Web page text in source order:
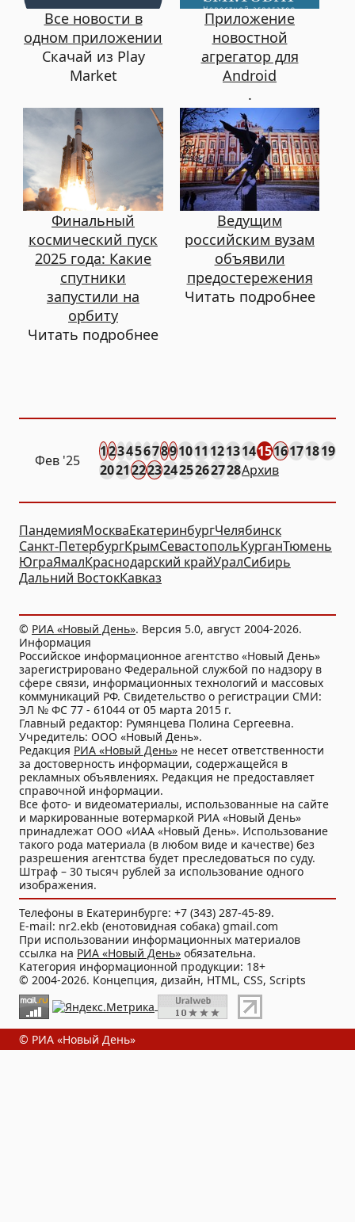
Все новости в
одном приложении
Скачай из Play
Market
Приложение
новостной
агрегатор для
Android
.
Финальный
космический пуск
2025 года: Какие
спутники
запустили на
орбиту
Читать подробнее
Ведущим
российским вузам
объявили
предостережения
Читать подробнее
Фев '25
12345678910111213141516171819
202122232425262728Архив
ПандемияМоскваЕкатеринбургЧелябинск
Санкт-ПетербургКрымСевастопольКурганТюмень
ЮграЯмалКраснодарский крайУралСибирь
Дальний ВостокКавказ
© РИА «Новый День». Версия 5.0, август 2004-2026.
Информация
Российское информационное агентство «Новый День»
зарегистрировано Федеральной службой по надзору в
сфере связи, информационных технологий и массовых
коммуникаций РФ. Свидетельство о регистрации СМИ:
ЭЛ № ФС 77 - 61044 от 05 марта 2015 г.
Главный редактор: Румянцева Полина Сергеевна.
Учредитель: ООО «Новый День».
Редакция РИА «Новый День» не несет ответственности
за достоверность информации, содержащейся в
рекламных объявлениях. Редакция не предоставляет
справочной информации.
Все фото- и видеоматериалы, использованные на сайте
и маркированные вотермаркой РИА «Новый День»
принадлежат ООО «ИАА «Новый День». Использование
такого рода материала (в любом виде и качестве) без
разрешения агентства будет преследоваться по суду.
Штраф – 30 тысяч рублей за использование одного
изображения.
Телефоны в Екатеринбурге: +7 (343) 287-45-89.
E-mail: nr2.ekb (енотовидная собака) gmail.com
При использовании информационных материалов
ссылка на РИА «Новый День» обязательна.
Категория информационной продукции: 18+
© 2004-2026. Концепция, дизайн, HTML, CSS, Scripts
© РИА «Новый День»